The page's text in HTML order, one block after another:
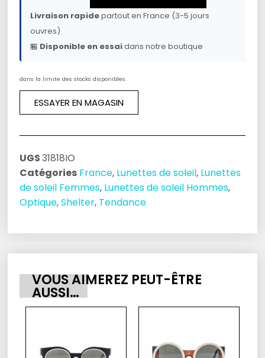
Livraison rapidepartout en France (3-5 jours
ouvres)
🏪 Disponible en essaidans notre boutique
dans la limite des stocks disponibles.
ESSAYER EN MAGASIN
UGS31818IO
Catégories France, Lunettes de soleil, Lunettes
de soleil Femmes, Lunettes de soleil Hommes,
Optique,Shelter, Tendance
VOUS AIMEREZ PEUT-ÊTRE
AUSSI…